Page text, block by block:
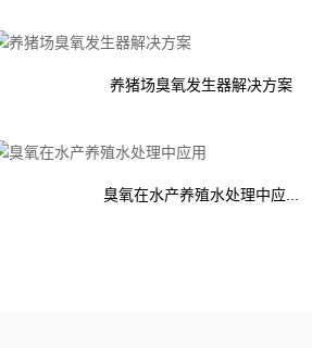
养猪场臭氧发生器解决方案
臭氧在水产养殖水处理中应...